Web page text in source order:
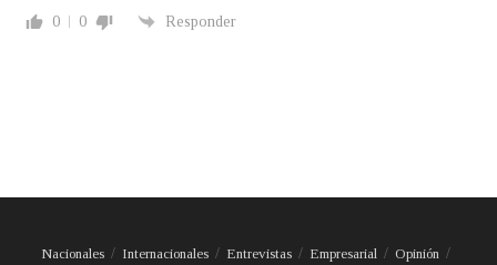
0 0 Responder
Nacionales Internacionales Entrevistas Empresarial
Opinión